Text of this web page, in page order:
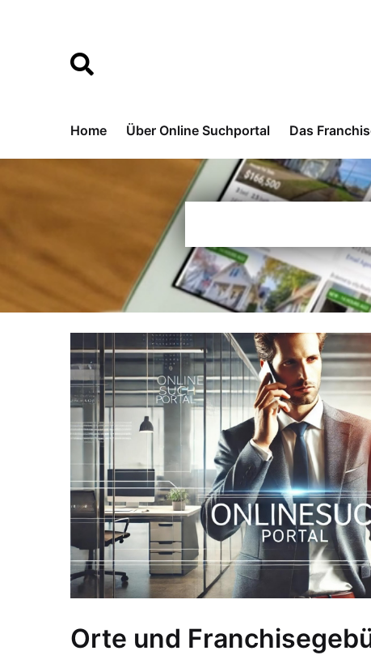
Home Über Online Suchportal Das
Orte und